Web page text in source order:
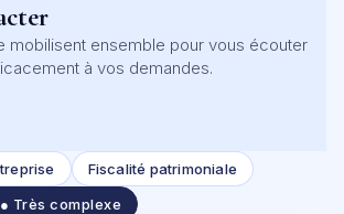
mobilisent ensemble pour vous écouter
à vos demandes.
Fiscalité patrimoniale
Très complexe